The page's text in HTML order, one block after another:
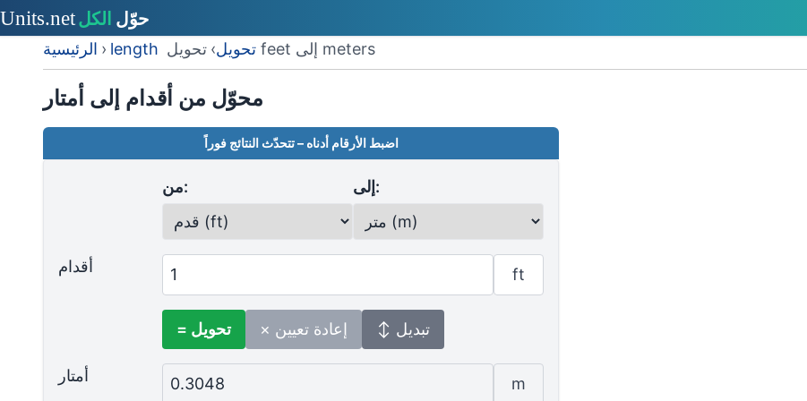
الرئيسية › length تحويل› تحويل feet إلى meters
محوّل من أقدام إلى أمتار
اضبط الأرقام أدناه – تتحدّث النتائج فوراً
من: إلى:
أقدام ft
= تحويل × إعادة تعيين ↕ تبديل
أمتار 0.3048 m